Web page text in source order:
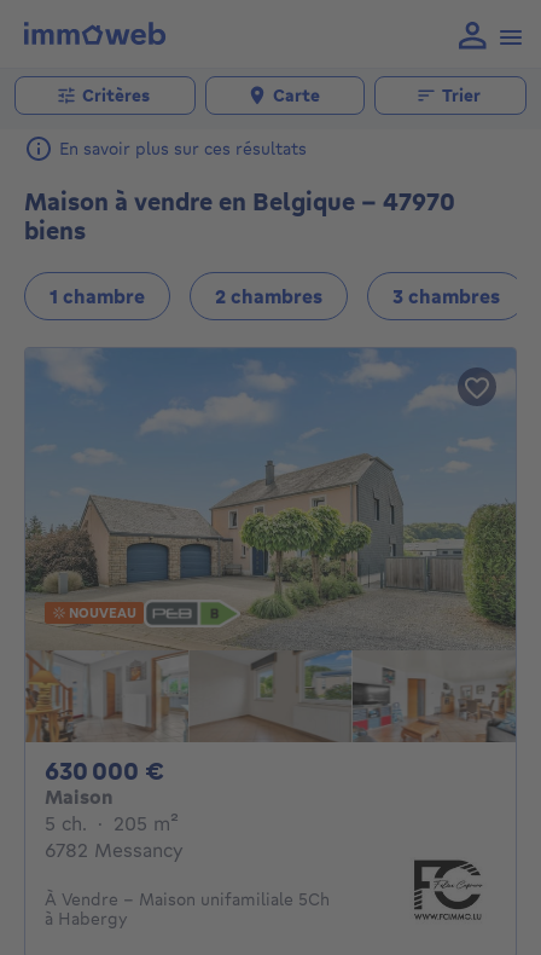
Critères Carte Trier
En savoir plus sur ces résultats
Maison à vendre en Belgique - 47970
biens
1 chambre 2 chambres 3 chambres
NOUVEAU
630 000 €
Maison
5 ch. 5 chambres
· 205 m²
6782 Messancy
À Vendre - Maison unifamiliale 5Ch
à Habergy